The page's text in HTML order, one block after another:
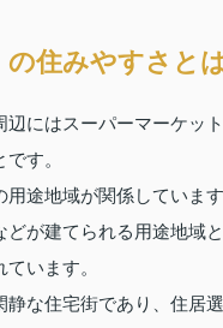
住みやすさと
にはスーパーマーケッ
す。
途地域が関係しています
が建てられる用途地域
います。
な住宅街であり、住居